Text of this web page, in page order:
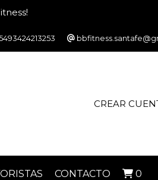
CREAR
CONTACTO 0